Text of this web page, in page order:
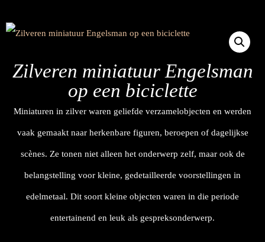
Zilveren miniatuur Engelsman
op een biciclette
Miniaturen in zilver waren geliefde verzamelobjecten en werden
vaak gemaakt naar herkenbare figuren, beroepen of dagelijkse
scènes. Ze tonen niet alleen het onderwerp zelf, maar ook de
belangstelling voor kleine, gedetailleerde voorstellingen in
edelmetaal. Dit soort kleine objecten waren in die periode
entertainend en leuk als gespreksonderwerp.